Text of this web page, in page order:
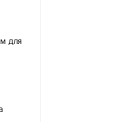
для